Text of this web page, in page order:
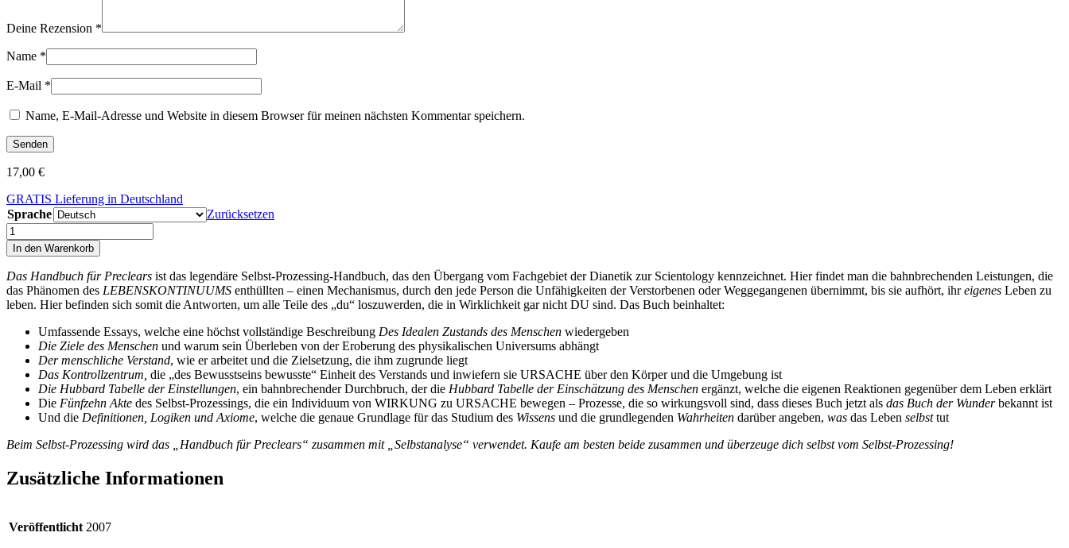
Deine Rezension *
Name *
E-Mail *
Name, E-Mail-Adresse und Website in diesem Browser für meinen nächsten Kommentar speichern.
17,00 €
GRATIS Lieferung in Deutschland
Sprache
Zurücksetzen
Handbuch
für
Preclears
Menge
In den Warenkorb
Das Handbuch für Preclears ist das legendäre Selbst-Prozessing-Handbuch, das den Übergang vom Fachgebiet der Dianetik zur Scientology kennzeichnet. Hier findet man die bahnbrechenden Leistungen, die
das Phänomen des LEBENSKONTINUUMS enthüllten – einen Mechanismus, durch den jede Person die Unfähigkeiten der Verstorbenen oder Weggegangenen übernimmt, bis sie aufhört, ihreigenes Leben zu
leben. Hier befinden sich somit die Antworten, um alle Teile des „du“ loszuwerden, die in Wirklichkeit gar nicht DU sind. Das Buch beinhaltet:
Umfassende Essays, welche eine höchst vollständige Beschreibung Des Idealen Zustands des Menschen wiedergeben
Die Ziele des Menschen und warum sein Überleben von der Eroberung des physikalischen Universums abhängt
Der menschliche Verstand, wie er arbeitet und die Zielsetzung, die ihm zugrunde liegt
Das Kontrollzentrum, die „des Bewusstseins bewusste“ Einheit des Verstands und inwiefern sie URSACHE über den Körper und die Umgebung ist
Die Hubbard Tabelle der Einstellungen, ein bahnbrechender Durchbruch, der die Hubbard Tabelle der Einschätzung des Menschen ergänzt, welche die eigenen Reaktionen gegenüber dem Leben erklärt
Die Fünfzehn Akte des Selbst-Prozessings, die ein Individuum von WIRKUNG zu URSACHE bewegen – Prozesse, die so wirkungsvoll sind, dass dieses Buch jetzt als das Buch der Wunderbekannt ist
Und die Definitionen, Logiken und Axiome, welche die genaue Grundlage für das Studium des Wissens und die grundlegenden Wahrheiten darüber angeben, was das Leben selbsttut
Beim Selbst-Prozessing wird das „Handbuch für Preclears“ zusammen mit „Selbstanalyse“ verwendet. Kaufe am besten beide zusammen und überzeuge dich selbst vom Selbst-Prozessing!
Zusätzliche Informationen
Veröffentlicht 2007